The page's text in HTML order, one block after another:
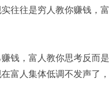
往往是穷人教你赚钱，富
钱，富人教你思考反而
富人集体低调不发声了